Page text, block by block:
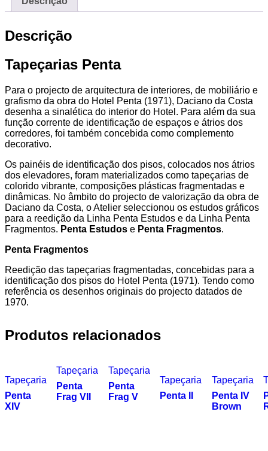
Descrição
Tapeçarias Penta
Para o projecto de arquitectura de interiores, de mobiliário e
grafismo da obra do Hotel Penta (1971), Daciano da Costa
desenha a sinalética do interior do Hotel. Para além da sua
função corrente de identificação de espaços e átrios dos
corredores, foi também concebida como complemento
decorativo.
Os painéis de identificação dos pisos, colocados nos átrios
dos elevadores, foram materializados como tapeçarias de
colorido vibrante, composições plásticas fragmentadas e
dinâmicas. No âmbito do projecto de valorização da obra de
Daciano da Costa, o Atelier seleccionou os estudos gráficos
para a reedição da Linha Penta Estudos e da Linha Penta
Fragmentos. Penta Estudos e Penta Fragmentos.
Penta Fragmentos
Reedição das tapeçarias fragmentadas, concebidas para a
identificação dos pisos do Hotel Penta (1971). Tendo como
referência os desenhos originais do projecto datados de
1970.
Produtos relacionados
Tapeçaria
Penta
XIV
Tapeçaria
Penta
Frag VII
Tapeçaria
Penta
Frag V
Tapeçaria
Penta II
Tapeçaria
Penta IV
Brown